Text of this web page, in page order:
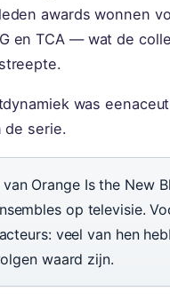
awards wonnen
en TCA — wat de
was
de serie.
Orange Is the New
op televisie.
veel van hen
waard zijn.